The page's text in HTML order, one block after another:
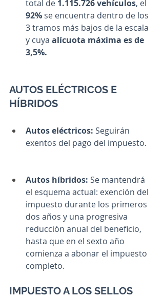
total de 1.115.726 vehículos, el
92% se encuentra dentro de los
3 tramos más bajos de la escala
y cuya alícuota máxima es de
3,5%.
AUTOS ELÉCTRICOS E
HÍBRIDOS
Autos eléctricos: Seguirán
exentos del pago del impuesto.
Autos híbridos: Se mantendrá
el esquema actual: exención del
impuesto durante los primeros
dos años y una progresiva
reducción anual del beneficio,
hasta que en el sexto año
comienza a abonar el impuesto
completo.
IMPUESTO A LOS SELLOS